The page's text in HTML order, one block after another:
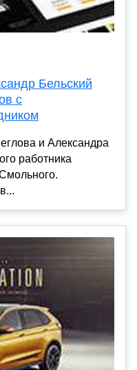
Бельский
с
и Александра
работника